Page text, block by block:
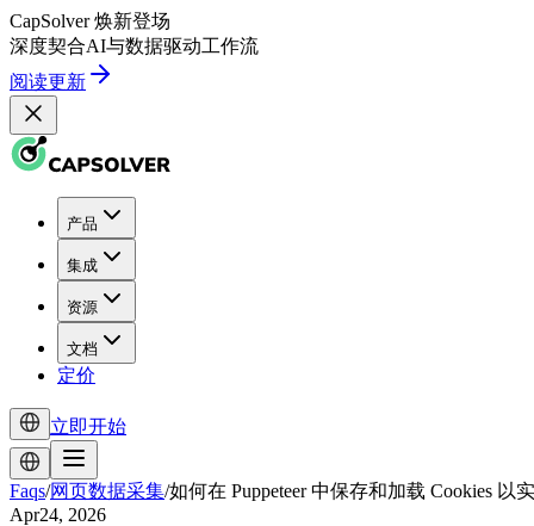
CapSolver 焕新登场
深度契合AI与数据驱动工作流
阅读更新
产品
集成
资源
文档
定价
立即开始
Faqs/网页数据采集/如何在 Puppeteer 中保存和加载 Cookies 以
Apr24, 2026